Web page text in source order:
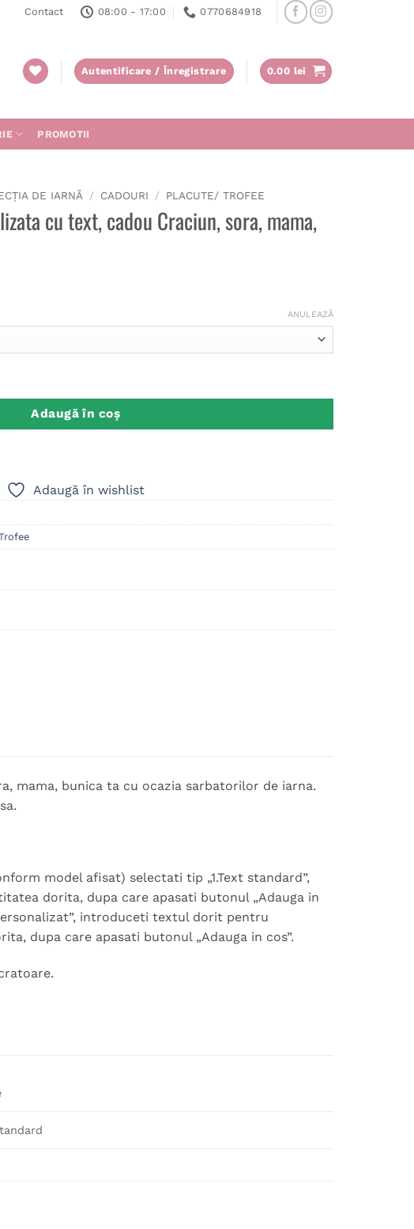
Contact 08:00 - 17:00 0770684918
Autentificare / Înregistrare 0.00 lei
PROMOTII
DE IARNĂ / CADOURI / PLACUTE/ TROFEE
cu text, cadou Craciun, sora, mama,
ANULEAZĂ
Adaugă în coș
Adaugă în wishlist
mama, bunica ta cu ocazia sarbatorilor de iarna.
model afisat) selectati tip „1.Text standard”,
dorita, dupa care apasati butonul „Adauga in
introduceti textul dorit pentru
dupa care apasati butonul „Adauga in cos”.